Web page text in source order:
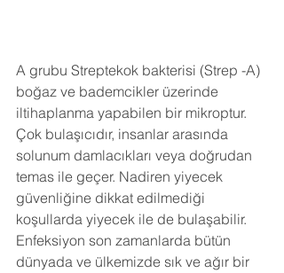
A grubu Streptekok bakterisi (Strep -A)
boğaz ve bademcikler üzerinde
iltihaplanma yapabilen bir mikroptur.
Çok bulaşıcıdır, insanlar arasında
solunum damlacıkları veya doğrudan
temas ile geçer. Nadiren yiyecek
güvenliğine dikkat edilmediği
koşullarda yiyecek ile de bulaşabilir.
Enfeksiyon son zamanlarda bütün
dünyada ve ülkemizde sık ve ağır bir